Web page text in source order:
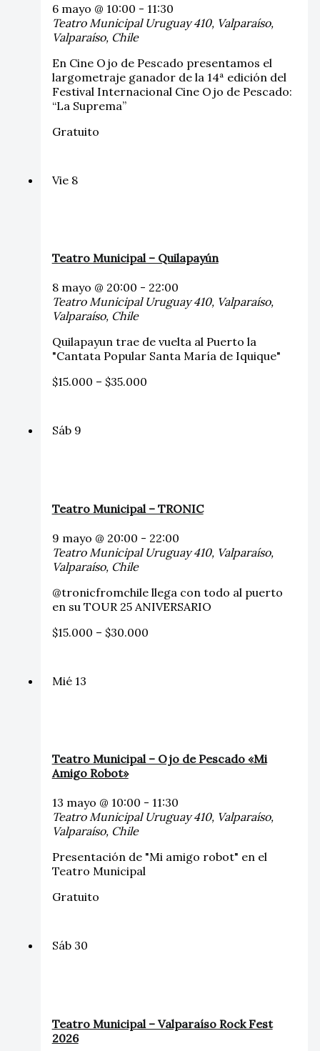
6 mayo @ 10:00 - 11:30
Teatro Municipal Uruguay 410, Valparaíso,
Valparaíso, Chile
En Cine Ojo de Pescado presentamos el
largometraje ganador de la 14ª edición del
Festival Internacional Cine Ojo de Pescado:
“La Suprema”
Gratuito
Vie 8
Teatro Municipal – Quilapayún
8 mayo @ 20:00 - 22:00
Teatro Municipal Uruguay 410, Valparaíso,
Valparaíso, Chile
Quilapayun trae de vuelta al Puerto la
"Cantata Popular Santa María de Iquique"
$15.000 – $35.000
Sáb 9
Teatro Municipal – TRONIC
9 mayo @ 20:00 - 22:00
Teatro Municipal Uruguay 410, Valparaíso,
Valparaíso, Chile
@tronicfromchile llega con todo al puerto
en su TOUR 25 ANIVERSARIO
$15.000 – $30.000
Mié 13
Teatro Municipal – Ojo de Pescado «Mi
Amigo Robot»
13 mayo @ 10:00 - 11:30
Teatro Municipal Uruguay 410, Valparaíso,
Valparaíso, Chile
Presentación de "Mi amigo robot" en el
Teatro Municipal
Gratuito
Sáb 30
Teatro Municipal – Valparaíso Rock Fest
2026